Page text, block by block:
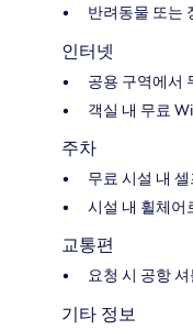
반려동물 또는
인터넷
공용 구역에서
객실 내 무료
주차
무료 시설 내
시설 내 휠체어
교통편
요청 시 공항
기타 정보